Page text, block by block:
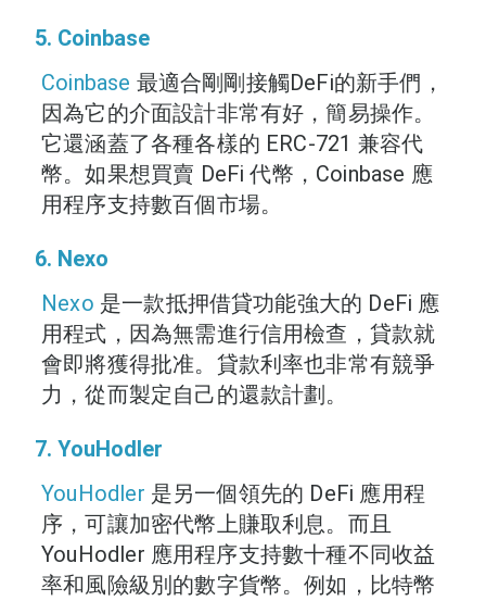
5. Coinbase
Coinbase 最適合剛剛接觸DeFi的新手們，
因為它的介面設計非常有好，簡易操作。
它還涵蓋了各種各樣的 ERC-721 兼容代
幣。如果想買賣 DeFi 代幣，Coinbase 應
用程序支持數百個市場。
6. Nexo
Nexo 是一款抵押借貸功能強大的 DeFi 應
用程式，因為無需進行信用檢查，貸款就
會即將獲得批准。貸款利率也非常有競爭
力，從而製定自己的還款計劃。
7. YouHodler
YouHodler 是另一個領先的 DeFi 應用程
序，可讓加密代幣上賺取利息。而且
YouHodler 應用程序支持數十種不同收益
率和風險級別的數字貨幣。例如，比特幣